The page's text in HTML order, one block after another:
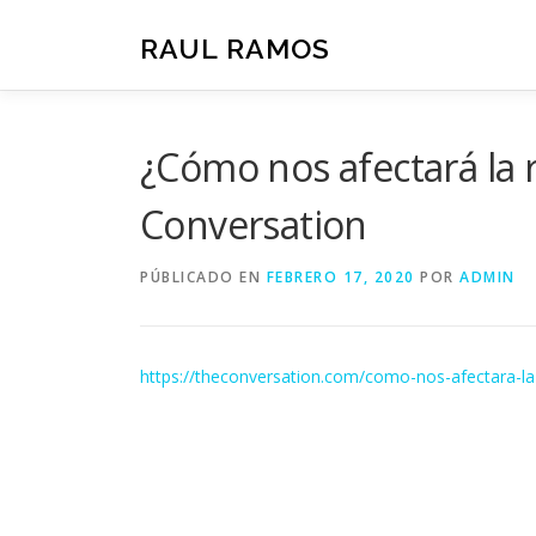
RAUL RAMOS
¿Cómo nos afectará
Conversation
PÚBLICADO EN FEBRERO 17, 2020 POR ADMIN
https://theconversation.com/como-nos-afectara-